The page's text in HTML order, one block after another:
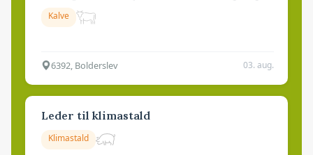
Kalve
6392, Bolderslev 03. aug.
Leder til klimastald
Klimastald